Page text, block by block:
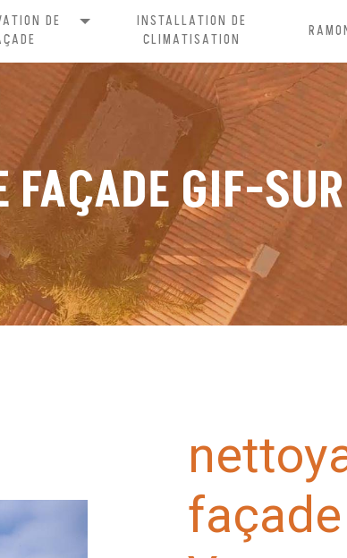
DE
INSTALLATION DE
CLIMATISATION
FAÇADE GIF-